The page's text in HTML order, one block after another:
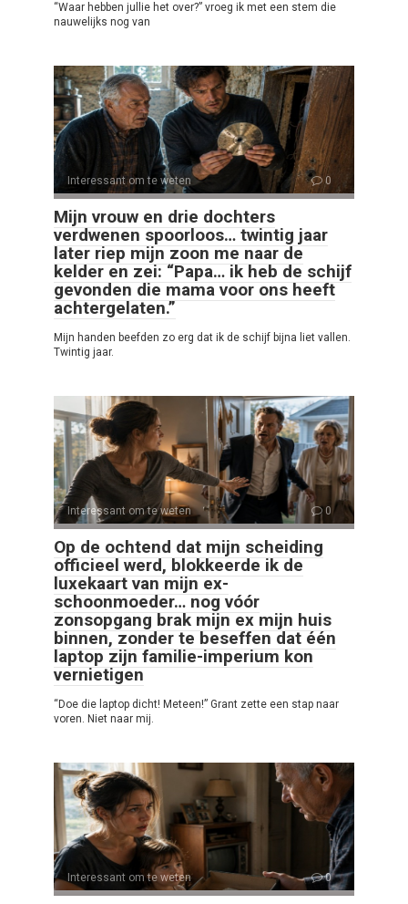
“Waar hebben jullie het over?” vroeg ik met een stem die
nauwelijks nog van
Interessant om te weten 0
Mijn vrouw en drie dochters
verdwenen spoorloos… twintig jaar
later riep mijn zoon me naar de
kelder en zei: “Papa… ik heb de schijf
gevonden die mama voor ons heeft
achtergelaten.”
Mijn handen beefden zo erg dat ik de schijf bijna liet vallen.
Twintig jaar.
Interessant om te weten 0
Op de ochtend dat mijn scheiding
officieel werd, blokkeerde ik de
luxekaart van mijn ex-
schoonmoeder… nog vóór
zonsopgang brak mijn ex mijn huis
binnen, zonder te beseffen dat één
laptop zijn familie-imperium kon
vernietigen
“Doe die laptop dicht! Meteen!” Grant zette een stap naar
voren. Niet naar mij.
Interessant om te weten 0